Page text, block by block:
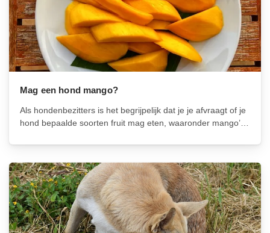
Mag een hond mango?
Als hondenbezitters is het begrijpelijk dat je je afvraagt of je
hond bepaalde soorten fruit mag eten, waaronder mango’s.
voedingsstoffen. Maar voordat je je hond een stukje mango
voert, is...